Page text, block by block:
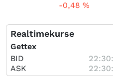
-0,48 %
Realtimekurse
Gettex
BID
ASK